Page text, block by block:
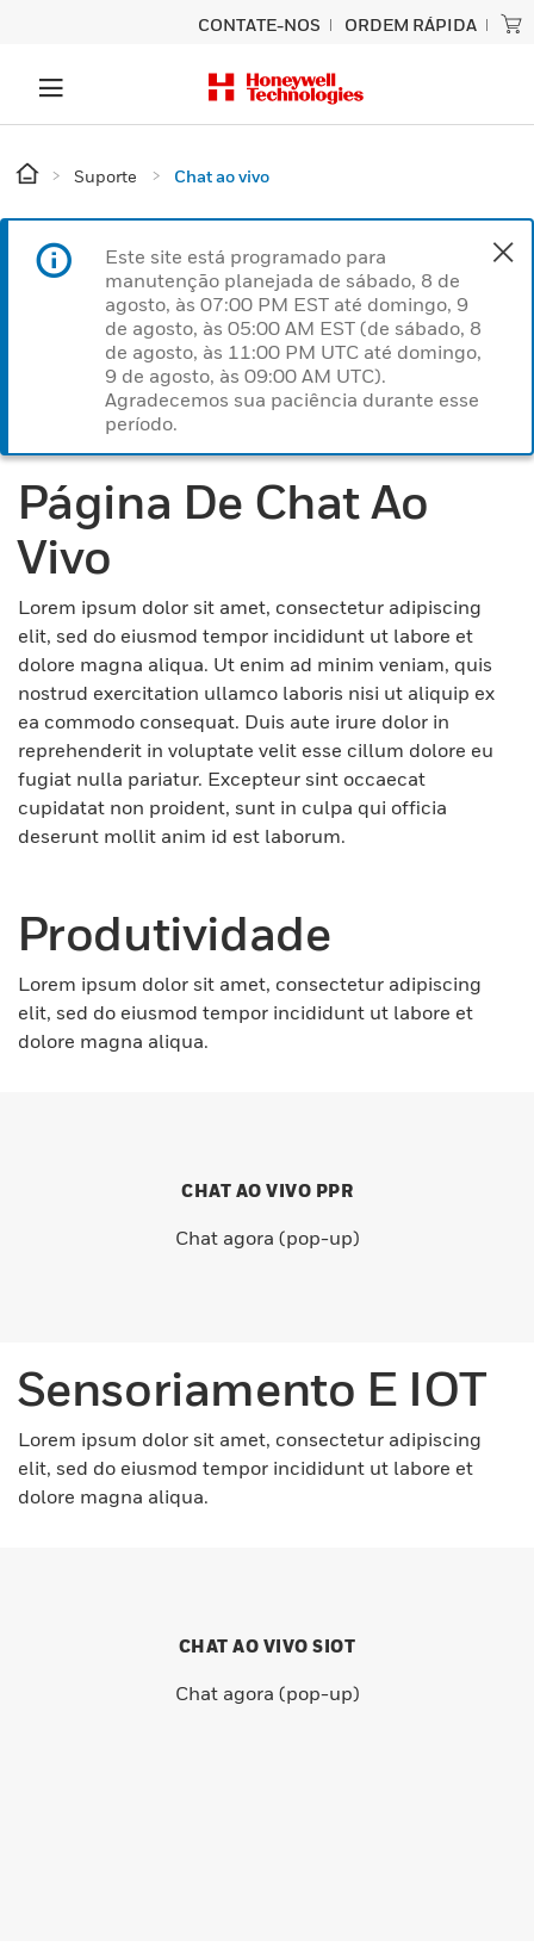
CONTATE-NOS ORDEM RÁPIDA
Suporte Chat ao vivo
Este site está programado para
manutenção planejada de sábado, 8 de
agosto, às 07:00 PM EST até domingo, 9
de agosto, às 05:00 AM EST (de sábado, 8
de agosto, às 11:00 PM UTC até domingo,
9 de agosto, às 09:00 AM UTC).
Agradecemos sua paciência durante esse
período.
Página De Chat Ao
Vivo
Lorem ipsum dolor sit amet, consectetur adipiscing
elit, sed do eiusmod tempor incididunt ut labore et
dolore magna aliqua. Ut enim ad minim veniam, quis
nostrud exercitation ullamco laboris nisi ut aliquip ex
ea commodo consequat. Duis aute irure dolor in
reprehenderit in voluptate velit esse cillum dolore eu
fugiat nulla pariatur. Excepteur sint occaecat
cupidatat non proident, sunt in culpa qui officia
deserunt mollit anim id est laborum.
Produtividade
Lorem ipsum dolor sit amet, consectetur adipiscing
elit, sed do eiusmod tempor incididunt ut labore et
dolore magna aliqua.
CHAT AO VIVO PPR
Chat agora (pop-up)
Sensoriamento E IOT
Lorem ipsum dolor sit amet, consectetur adipiscing
elit, sed do eiusmod tempor incididunt ut labore et
dolore magna aliqua.
CHAT AO VIVO SIOT
Chat agora (pop-up)